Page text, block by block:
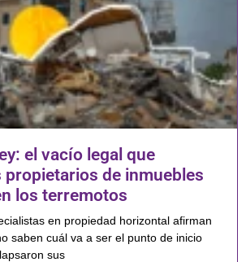
el vacío legal que
de inmuebles
los terremotos
en propiedad horizontal afirman
saben cuál va a ser el punto de inicio
sus